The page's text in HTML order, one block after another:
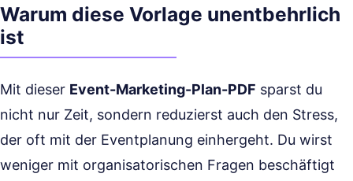
Warum diese Vorlage unentbehrlich
ist
Mit dieser Event-Marketing-Plan-PDF sparst du
nicht nur Zeit, sondern reduzierst auch den Stress,
der oft mit der Eventplanung einhergeht. Du wirst
weniger mit organisatorischen Fragen beschäftigt